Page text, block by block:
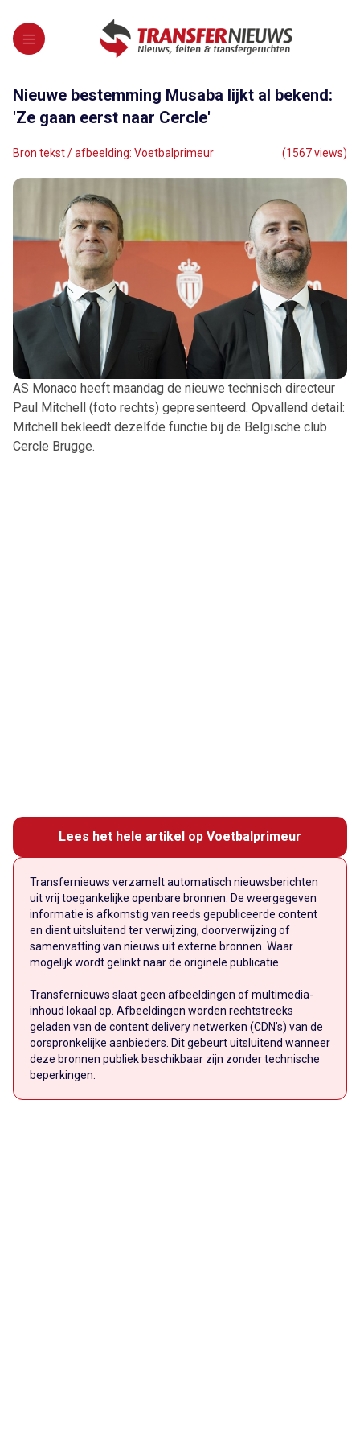
Nieuwe bestemming Musaba lijkt al bekend:
'Ze gaan eerst naar Cercle'
Bron tekst / afbeelding: Voetbalprimeur (1567 views)
AS Monaco heeft maandag de nieuwe technisch directeur
Paul Mitchell (foto rechts) gepresenteerd. Opvallend detail:
Mitchell bekleedt dezelfde functie bij de Belgische club
Cercle Brugge.
Lees het hele artikel op Voetbalprimeur
Transfernieuws verzamelt automatisch nieuwsberichten
uit vrij toegankelijke openbare bronnen. De weergegeven
informatie is afkomstig van reeds gepubliceerde content
en dient uitsluitend ter verwijzing, doorverwijzing of
samenvatting van nieuws uit externe bronnen. Waar
mogelijk wordt gelinkt naar de originele publicatie.
Transfernieuws slaat geen afbeeldingen of multimedia-
inhoud lokaal op. Afbeeldingen worden rechtstreeks
geladen van de content delivery netwerken (CDN’s) van de
oorspronkelijke aanbieders. Dit gebeurt uitsluitend wanneer
deze bronnen publiek beschikbaar zijn zonder technische
beperkingen.